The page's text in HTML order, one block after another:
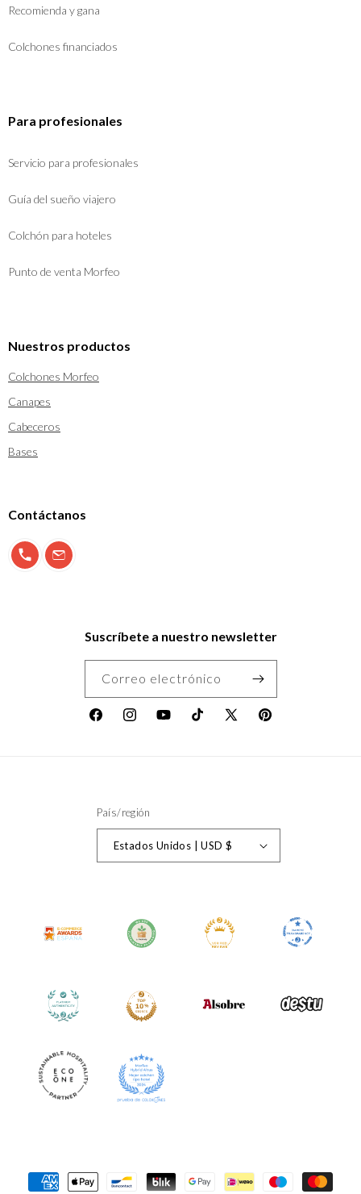
Recomienda y gana
Colchones financiados
Para profesionales
Servicio para profesionales
Guía del sueño viajero
Colchón para hoteles
Punto de venta Morfeo
Nuestros productos
Colchones Morfeo
Canapes
Cabeceros
Bases
Contáctanos
900 897 123info@morfeo.com
Suscríbete a nuestro newsletter
Correo electrónico
FacebookInstagramYouTubeTikTok
X
Pinterest
País/región
Estados Unidos | USD $
pago